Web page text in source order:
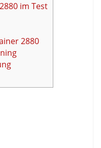
im Test
2880